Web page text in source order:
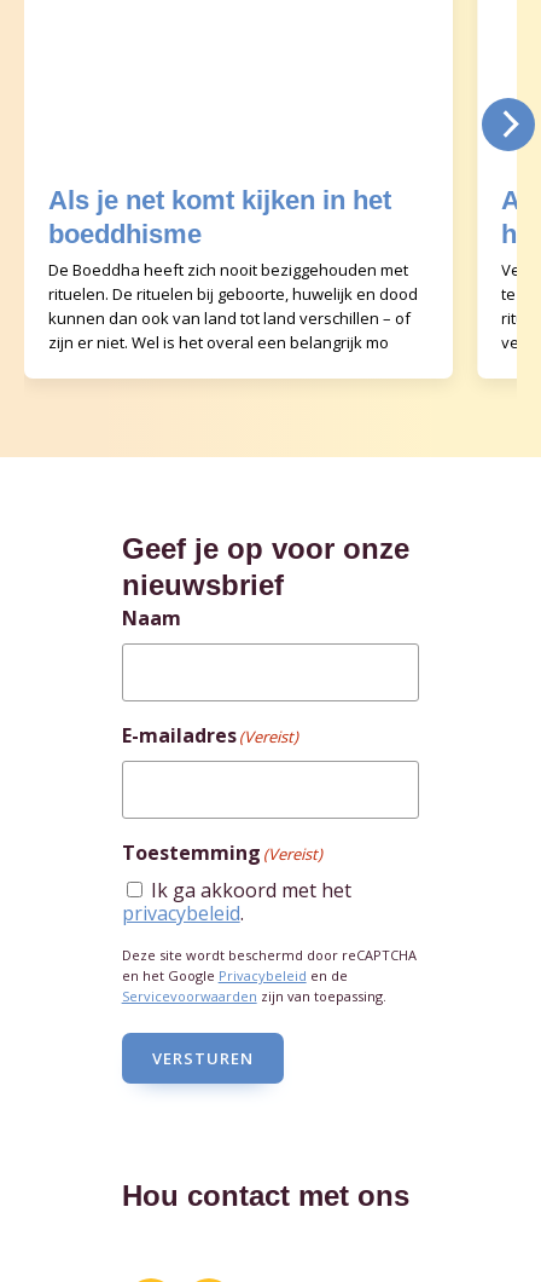
Als je net komt kijken in het
boeddhisme
De Boeddha heeft zich nooit beziggehouden met
rituelen. De rituelen bij geboorte, huwelijk en dood
kunnen dan ook van land tot land verschillen – of
zijn er niet. Wel is het overal een belangrijk mo
Veel
te
veel
Geef je op voor onze
nieuwsbrief
Naam
E-mailadres(Vereist)
Toestemming (Vereist)
Ik ga akkoord met het
privacybeleid.
Deze site wordt beschermd door reCAPTCHA
en het Google Privacybeleid en de
Servicevoorwaarden zijn van toepassing.
VERSTUREN
Hou contact met ons